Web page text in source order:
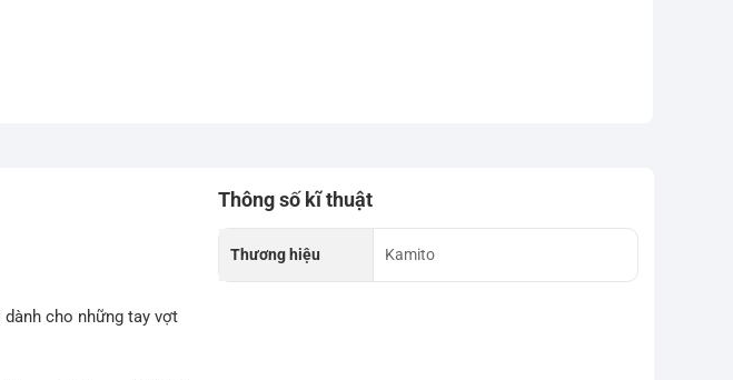
cho những tay vợt
Thông số kĩ thuật
Thương hiệu Kamito